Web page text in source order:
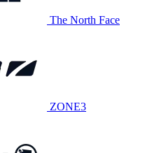
The North Face
ZONE3